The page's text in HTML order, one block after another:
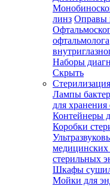
линз Оправы
офтальмолога
Наборы
Скрыть
Лампы
для
Контейнеры
Коробки
медицинских
стерильных
Шкафы
Мойки для